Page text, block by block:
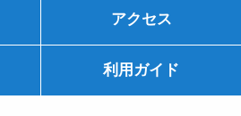
アクセス
利用ガイド